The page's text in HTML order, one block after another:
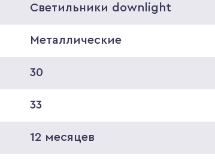
Светильники downlight
Металлические
30
33
12 месяцев